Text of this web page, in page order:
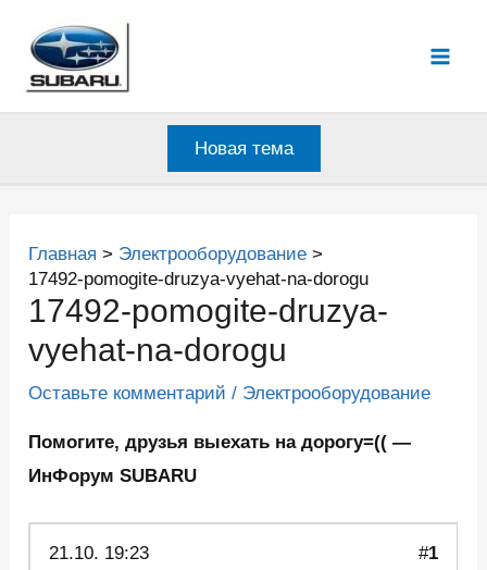
содержимому
Новая тема
Главная
Электрооборудование
17492-pomogite-druzya-vyehat-na-dorogu
17492-pomogite-druzya-
vyehat-na-dorogu
Оставьте комментарий / Электрооборудование
Помогите, друзья выехать на дорогу=(( —
ИнФорум SUBARU
21.10. 19:23 #1